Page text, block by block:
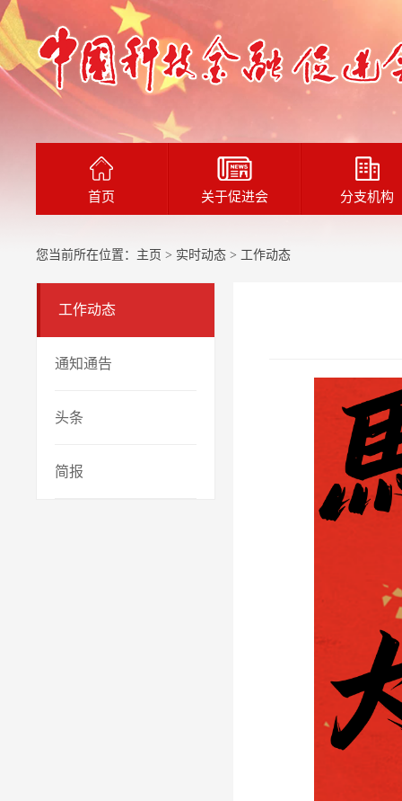
首页 关于促进会 分支机构
您当前所在位置： 主页 > 实时动态 > 工作动态
工作动态
通知通告
头条
简报